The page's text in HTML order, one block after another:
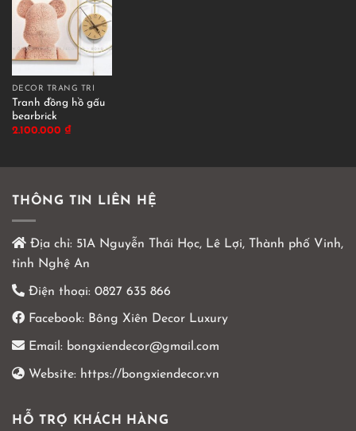
DECOR TRANG TRÍ
Tranh đồng hồ gấu
bearbrick
2.100.000 ₫
THÔNG TIN LIÊN HỆ
Địa chỉ: 51A Nguyễn Thái Học, Lê Lợi, Thành phố Vinh,
tỉnh Nghệ An
Điện thoại: 0827 635 866
Facebook: Bông Xiên Decor Luxury
Email: bongxiendecor@gmail.com
Website: https://bongxiendecor.vn
HỖ TRỢ KHÁCH HÀNG